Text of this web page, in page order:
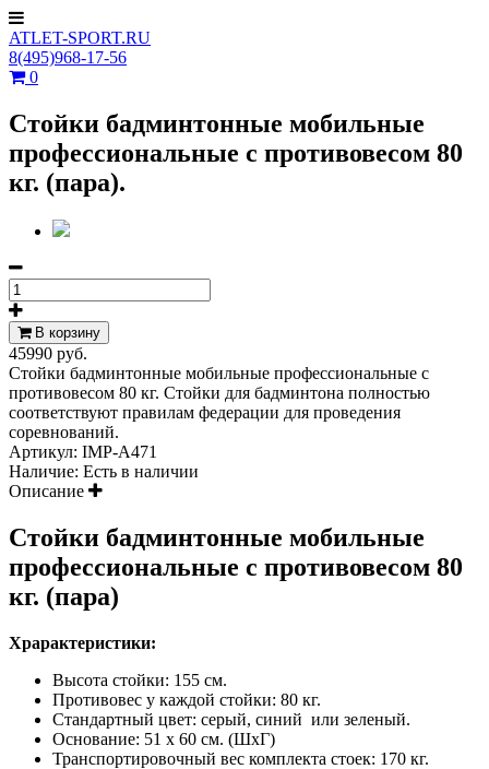
ATLET-SPORT.RU
8(495)968-17-56
0
Стойки бадминтонные мобильные
профессиональные с противовесом 80
кг. (пара).
В корзину
45990 руб.
Стойки бадминтонные мобильные профессиональные с
противовесом 80 кг. Стойки для бадминтона полностью
соответствуют правилам федерации для проведения
соревнований.
Артикул: IMP-A471
Наличие: Есть в наличии
Описание
Стойки бадминтонные мобильные
профессиональные с противовесом 80
кг. (пара)
Храрактеристики:
Высота стойки: 155 см.
Противовес у каждой стойки: 80 кг.
Стандартный цвет: серый, синий или зеленый.
Основание: 51 х 60 см. (ШхГ)
Транспортировочный вес комплекта стоек: 170 кг.